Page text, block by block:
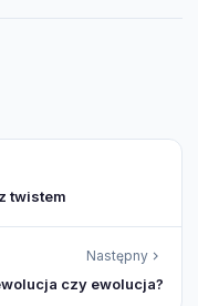
twistem
Następny
czy ewolucja?